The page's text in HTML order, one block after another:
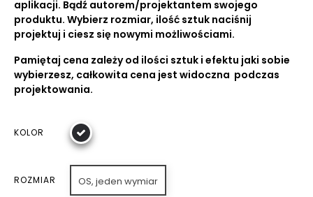
aplikacji. Bądź autorem/projektantem swojego
produktu. Wybierz rozmiar, ilość sztuk naciśnij
projektuj i ciesz się nowymi możliwościami.
Pamiętaj cena zależy od ilości sztuk i efektu jaki sobie
wybierzesz, całkowita cena jest widoczna podczas
projektowania.
KOLOR
ROZMIAR OS, jeden wymiar